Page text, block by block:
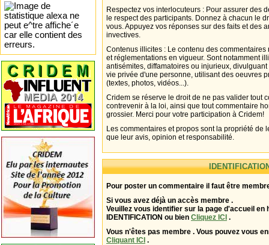
Respectez vos interlocuteurs : Pour assurer des
le respect des participants. Donnez à chacun le
vous. Appuyez vos réponses sur des faits et des
invectives.
Contenus illicites : Le contenu des
et réglementations en vigueur. Sont notamment
antisémites, diffamatoires ou injurieux,
vie privée d'une personne, utilisant des oeuvres
(textes, photos, vidéos...).
Cridem se réserve le droit de ne pas valider tout
contrevenir à la loi, ainsi que tout commentaire
grossier. Merci pour votre participation à Cridem!
Les commentaires et propos sont la propriété de
que leur avis, opinion et responsabilité.
Pour poster un commentaire il faut être
Si vous avez déjà un accès membre .
Veuillez vous identifier sur la page d'accueil en
IDENTIFICATION ou bien Cliquez ICI .
Vous n'êtes pas membre . Vous pouvez vous
Cliquant ICI .